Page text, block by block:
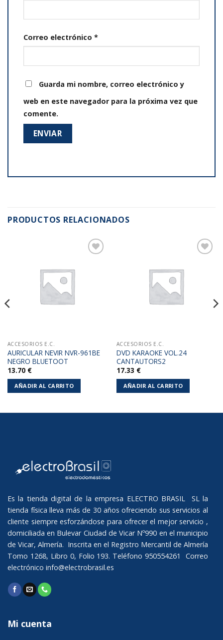
Correo electrónico *
Guarda mi nombre, correo electrónico y
web en este navegador para la próxima vez que
comente.
PRODUCTOS RELACIONADOS
ACCESORIOS E.C.
AURICULAR NEVIR NVR-961BE
NEGRO BLUETOOT
13.70 €
AÑADIR AL CARRITO
ACCESORIOS E.C.
DVD KARAOKE VOL.24
CANTAUTORS2
17.33 €
AÑADIR AL CARRITO
Es la tienda digital de la empresa ELECTRO BRASIL SL la
tienda física lleva más de 30 años ofreciendo sus servicios al
cliente siempre esforzándose para ofrecer el mejor servicio ,
domiciliada en Bulevar Ciudad de Vicar Nº990 en el municipio
de Vicar, Almería. Inscrita en el Registro Mercantil de Almería
Tomo 1268, Libro 0, Folio 193. Teléfono 950554261 Correo
electrónico info@electrobrasil.es
Mi cuenta